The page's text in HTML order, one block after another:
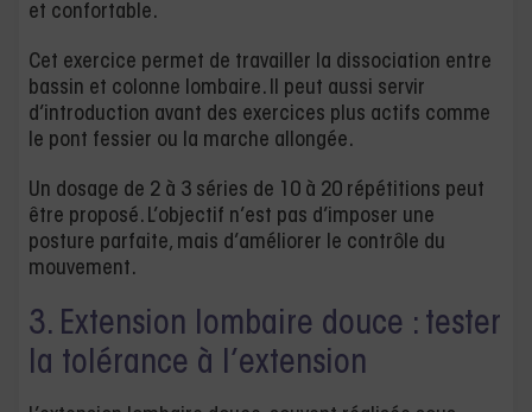
et confortable.
Cet exercice permet de travailler la dissociation entre
bassin et colonne lombaire. Il peut aussi servir
d’introduction avant des exercices plus actifs comme
le pont fessier ou la marche allongée.
Un dosage de 2 à 3 séries de 10 à 20 répétitions peut
être proposé. L’objectif n’est pas d’imposer une
posture parfaite, mais d’améliorer le contrôle du
mouvement.
3. Extension lombaire douce : tester
la tolérance à l’extension